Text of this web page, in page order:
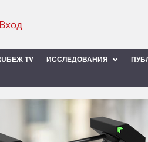
TV ИССЛЕДОВАНИЯ